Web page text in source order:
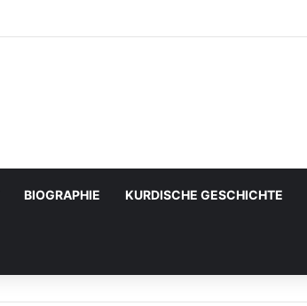
BIOGRAPHIE KURDISCHE GESCHICHTE